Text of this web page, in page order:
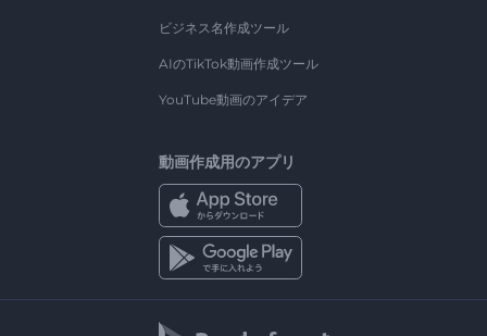
ビジネス名作成ツール
AIのTikTok動画作成ツール
YouTube動画のアイデア
動画作成用のアプリ